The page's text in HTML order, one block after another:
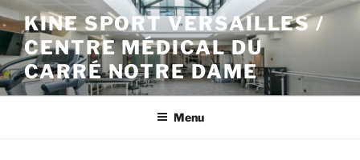
Aller
au
contenu
principal
KINE SPORT VERSAILLES /
CENTRE MÉDICAL DU
CARRÉ NOTRE DAME
Menu